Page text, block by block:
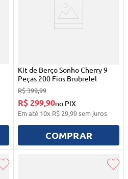
Kit de Berço Sonho Cherry 9
Peças 200 Fios Brubrelel
R$399,99
R$ 299,90no PIX
Em até 10x R$ 29,99sem juros
COMPRAR